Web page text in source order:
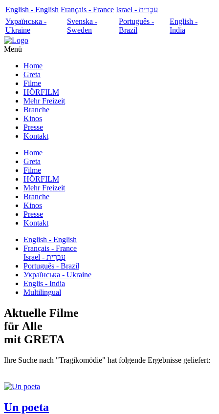
English - English Français - France
עִבְרִית - Israel
Українська -
Ukraine
Svenska -
Sweden
Português -
Brazil
English -
India
Menü
Home
Greta
Filme
HÖRFILM
Mehr Freizeit
Branche
Kinos
Presse
Kontakt
Home
Greta
Filme
HÖRFILM
Mehr Freizeit
Branche
Kinos
Presse
Kontakt
English - English
Français - France
עִבְרִית - Israel
Português - Brazil
Українська - Ukraine
Englis - India
Multilingual
Aktuelle Filme
für Alle
mit GRETA
Ihre Suche nach "Tragikomödie" hat folgende Ergebnisse geliefert:
Un poeta